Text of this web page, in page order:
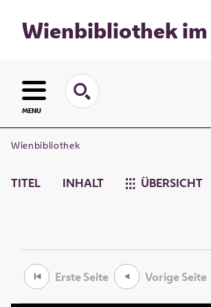
Wienbibliothek im
MENU
Wienbibliothek
TITEL INHALT ÜBERSICHT
Erste Seite Vorige Seite